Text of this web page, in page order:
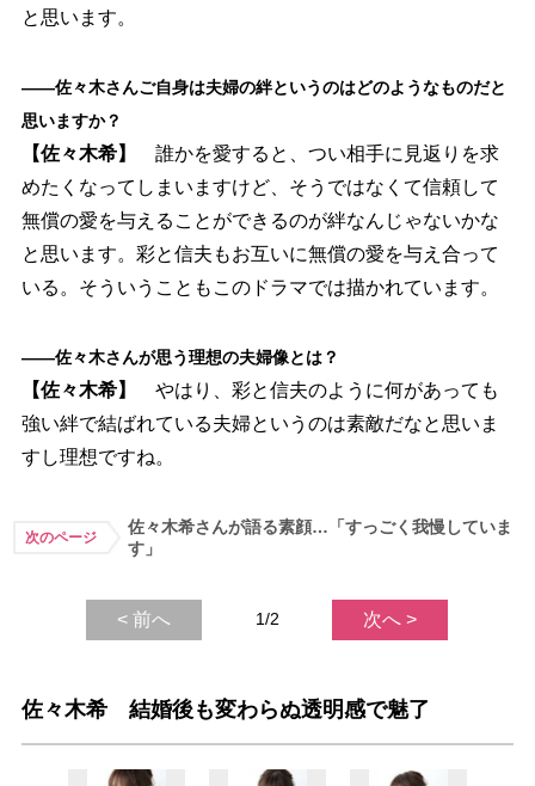
と思います。
――佐々木さんご自身は夫婦の絆というのはどのようなものだと
思いますか？
【佐々木希】
誰かを愛すると、つい相手に見返りを求
めたくなってしまいますけど、そうではなくて信頼して
無償の愛を与えることができるのが絆なんじゃないかな
と思います。彩と信夫もお互いに無償の愛を与え合って
いる。そういうこともこのドラマでは描かれています。
――佐々木さんが思う理想の夫婦像とは？
【佐々木希】
はり、彩と信夫のように何があっても
強い絆で結ばれている夫婦というのは素敵だなと思いま
すし理想ですね。
次のページ
佐々木希さんが語る素顔…「すっごく我慢していま
す」
< 前へ 1/2 次へ >
佐々木希 結婚後も変わらぬ透明感で魅了